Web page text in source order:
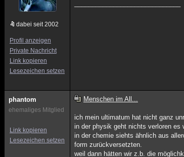
dabei seit 2002
Profil anzeigen
Private Nachricht
Link kopieren
Lesezeichen setzen
phantom
ehemaliges Mitglied
Link kopieren
Lesezeichen setzen
Menschen im All...
ich mein ultimatum hat nicht ganz
in der physik geht nichts verloren es
in der chemie siehts ähnlich aus
form zurückversetzten.
weil dann hätten wir z.b. die